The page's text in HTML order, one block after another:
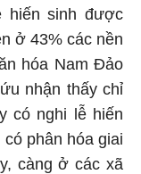
hiến sinh được
ở 43% các nền
hóa Nam Đảo
nhận thấy chỉ
có nghi lễ hiến
phân hóa giai
càng ở các xã